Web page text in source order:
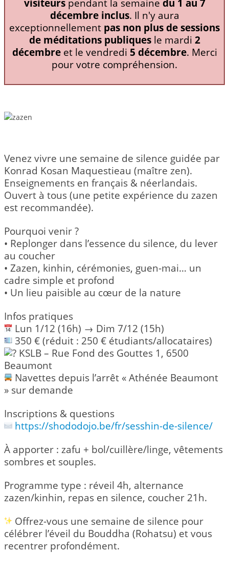
visiteurspendant la semaine du 1 au 7
décembre inclus. Il n'y aura
exceptionnellement pas non plus de sessions
de méditations publiquesle mardi 2
décembreet le vendredi 5 décembre. Merci
pour votre compréhension.
Venez vivre une semaine de silence guidée par
Konrad Kosan Maquestieau (maître zen).
Enseignements en français & néerlandais.
Ouvert à tous (une petite expérience du zazen
est recommandée).
Pourquoi venir ?
• Replonger dans l’essence du silence, du lever
au coucher
• Zazen, kinhin, cérémonies, guen-mai… un
cadre simple et profond
• Un lieu paisible au cœur de la nature
Infos pratiques
Lun 1/12 (16h) → Dim 7/12 (15h)
350 € (réduit : 250 € étudiants/allocataires)
KSLB – Rue Fond des Gouttes 1, 6500
Beaumont
Navettes depuis l’arrêt « Athénée Beaumont
» sur demande
Inscriptions & questions
https://shododojo.be/fr/sesshin-de-silence/
À apporter : zafu + bol/cuillère/linge, vêtements
sombres et souples.
Programme type : réveil 4h, alternance
zazen/kinhin, repas en silence, coucher 21h.
Offrez-vous une semaine de silence pour
célébrer l’éveil du Bouddha (Rohatsu) et vous
recentrer profondément.